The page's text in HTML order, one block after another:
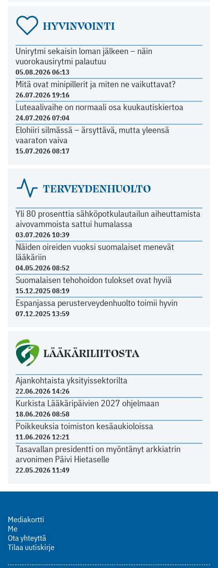
HYVINVOINTI
Unirytmi sekaisin loman jälkeen – näin
vuorokausirytmi palautuu
05.08.2026 06:13
Mitä ovat minipillerit ja miten ne vaikuttavat?
26.07.2026 19:16
Luteaalivaihe on normaali osa kuukautiskiertoa
24.07.2026 07:04
Elohiiri silmässä – ärsyttävä, mutta yleensä
vaaraton vaiva
15.07.2026 08:17
TERVEYDENHUOLTO
Yli 80 prosenttia sähköpotkulautailun aiheuttamista
aivovammoista sattui humalassa
03.07.2026 10:39
Näiden oireiden vuoksi suomalaiset menevät
lääkäriin
04.05.2026 08:52
Suomalaisen tehohoidon tulokset ovat hyviä
15.12.2025 08:19
Espanjassa perusterveydenhuolto toimii hyvin
07.12.2025 13:59
LÄÄKÄRILIITOSTA
Ajankohtaista yksityissektorilta
22.06.2026 14:26
Kurkista Lääkäripäivien 2027 ohjelmaan
18.06.2026 08:58
Poikkeuksia toimiston kesäaukioloissa
11.06.2026 12:21
Tasavallan presidentti on myöntänyt arkkiatrin
arvonimen Päivi Hietaselle
22.05.2026 11:49
Mediakortti
Me
Ota yhteyttä
Tilaa uutiskirje